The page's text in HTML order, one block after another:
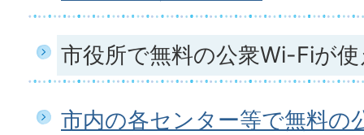
市役所で無料の公衆Wi-Fiが
市内の各センター等で無料の